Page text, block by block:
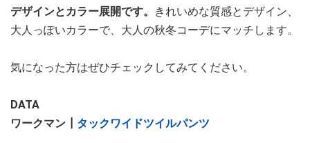
デザインとカラー展開です。
きれいめな質感とデザイン、
大人っぽいカラーで、大人の秋冬コーデにマッチします。
気になった方はぜひチェックしてみてください。
DATA
ワークマン┃ タックワイドツイルパンツ